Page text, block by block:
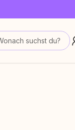
reicht!
suchst du?